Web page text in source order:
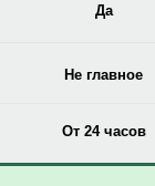
Да
Не главное
От 24 часов
Да
Не главное
От 24 часов